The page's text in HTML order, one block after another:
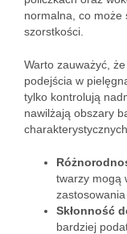
normalna, co może
szorstkości.
Warto zauważyć,
podejścia w
tylko kontrolują
nawilżają obszary
twarzy mogą
Skłonność
bardziej